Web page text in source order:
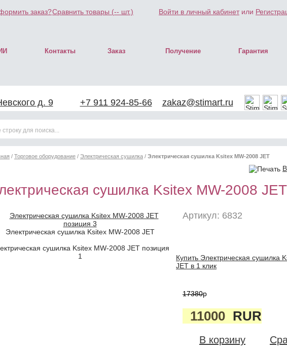
заказ?Сравнить товары (-- шт.) Войти в личный кабинетили
Контакты Заказ Получение Гарантия
д. 9 +7 911 924-85-66 zakaz@stimart.ru
/ Торговое оборудование / Электрическая сушилка / Электрическая сушилка Ksitex MW-2008 JET
сушилка Ksitex MW-2008 JET
Электрическая сушилка Ksitex MW-2008 JET
сушилка Ksitex MW-2008 JET позиция
1
Артикул: 6832
Купить Электрическая сушилка
JET в 1 клик
17380p
11000 RUR
В корзину